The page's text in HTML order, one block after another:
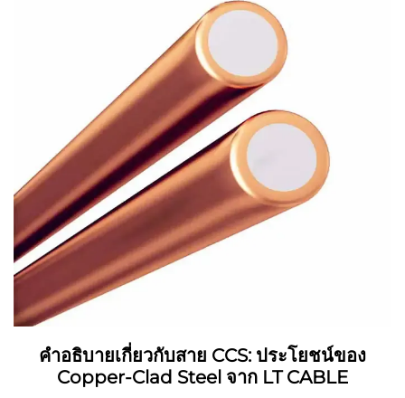
คำอธิบายเกี่ยวกับสาย CCS: ประโยชน์ของ
Copper-Clad Steel จาก LT CABLE